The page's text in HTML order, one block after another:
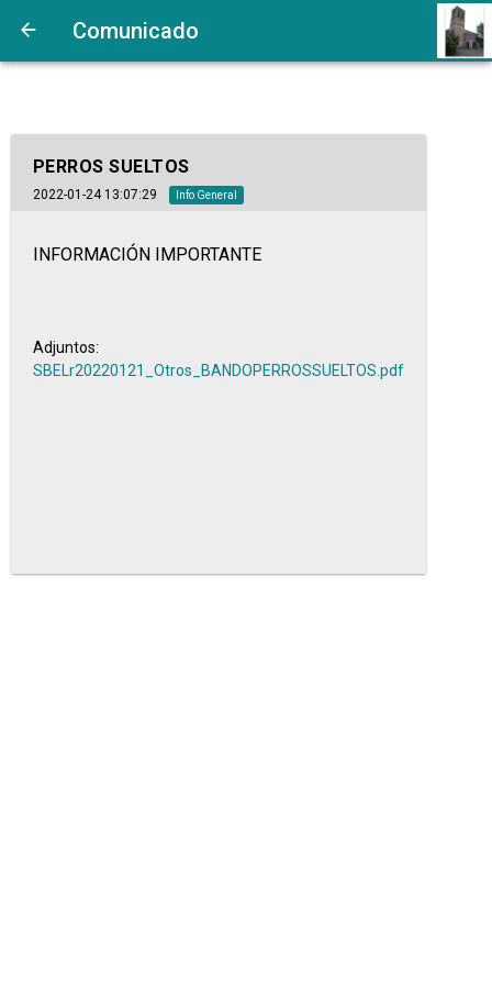
Comunicado
PERROS SUELTOS
2022-01-24 13:07:29 Info General
INFORMACIÓN IMPORTANTE
Adjuntos:
SBELr20220121_Otros_BANDOPERROSSUELTOS.pdf